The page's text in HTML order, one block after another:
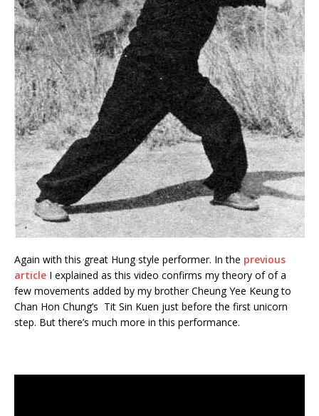
Again with this great Hung style performer. In the previous
article I explained as this video confirms my theory of of a
few movements added by my brother Cheung Yee Keung to
Chan Hon Chung’s Tit Sin Kuen just before the first unicorn
step. But there’s much more in this performance.